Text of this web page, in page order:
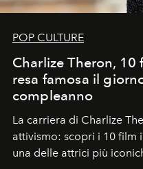
POP CULTURE
Charlize Theron,
resa famosa il
compleanno
La carriera di Charlize
attivismo: scopri i 10 film
una delle attrici più